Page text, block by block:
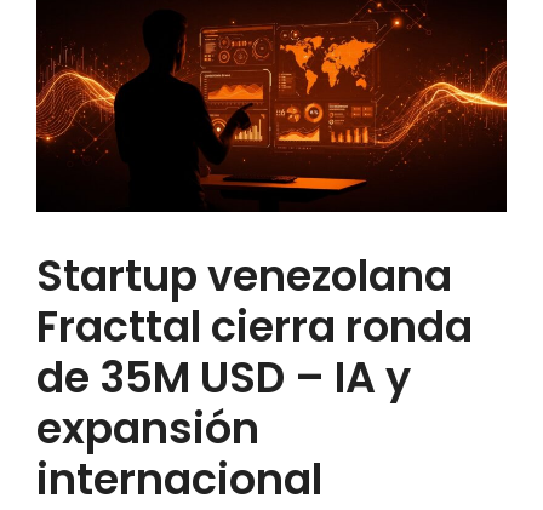
Startup venezolana
Fracttal cierra ronda
de 35M USD – IA y
expansión
internacional